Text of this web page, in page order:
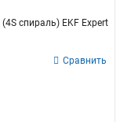
спираль) EKF Expert
Сравнить